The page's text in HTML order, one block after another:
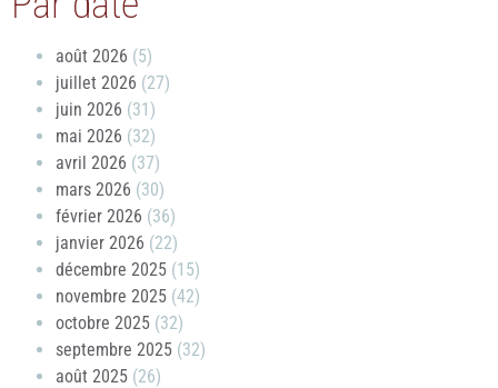
août 2026 (5)
juillet 2026 (27)
juin 2026 (31)
mai 2026 (32)
avril 2026 (37)
mars 2026 (30)
février 2026 (36)
janvier 2026 (22)
décembre 2025 (15)
novembre 2025 (42)
octobre 2025 (32)
septembre 2025 (32)
août 2025 (26)